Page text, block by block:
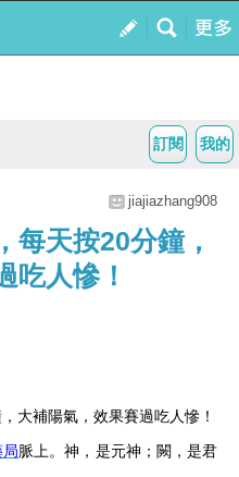
我的
訂閱
jiajiazhang908
每天按20分鐘，
吃人慘！
大補陽氣，效果賽過吃人慘！
脈上。神，是元神；闕，是君